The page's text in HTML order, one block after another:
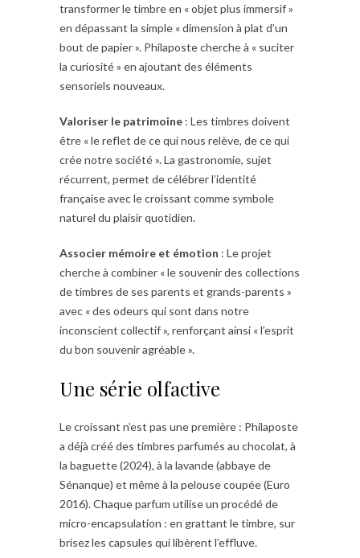
transformer le timbre en « objet plus immersif »
en dépassant la simple « dimension à plat d’un
bout de papier ». Philaposte cherche à « suciter
la curiosité » en ajoutant des éléments
sensoriels nouveaux.​
Valoriser le patrimoine : Les timbres doivent
être « le reflet de ce qui nous relève, de ce qui
crée notre société ». La gastronomie, sujet
récurrent, permet de célébrer l’identité
française avec le croissant comme symbole
naturel du plaisir quotidien.​
Associer mémoire et émotion : Le projet
cherche à combiner « le souvenir des collections
de timbres de ses parents et grands-parents »
avec « des odeurs qui sont dans notre
inconscient collectif », renforçant ainsi « l’esprit
du bon souvenir agréable ».​
Une série olfactive
Le croissant n’est pas une première : Philaposte
a déjà créé des timbres parfumés au chocolat, à
la baguette (2024), à la lavande (abbaye de
Sénanque) et même à la pelouse coupée (Euro
2016). Chaque parfum utilise un procédé de
micro-encapsulation : en grattant le timbre, sur
brisez les capsules qui libèrent l’effluve.​